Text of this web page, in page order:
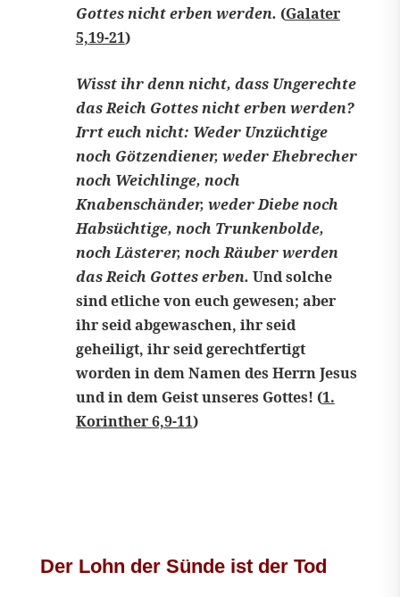
Gottes nicht erben werden. (Galater
5,19-21)
Wisst ihr denn nicht, dass Ungerechte
das Reich Gottes nicht erben werden?
Irrt euch nicht: Weder Unzüchtige
noch Götzendiener, weder Ehebrecher
noch Weichlinge, noch
Knabenschänder, weder Diebe noch
Habsüchtige, noch Trunkenbolde,
noch Lästerer, noch Räuber werden
das Reich Gottes erben. Und solche
sind etliche von euch gewesen; aber
ihr seid abgewaschen, ihr seid
geheiligt, ihr seid gerechtfertigt
worden in dem Namen des Herrn Jesus
und in dem Geist unseres Gottes! (1.
Korinther 6,9-11)
Der Lohn der Sünde ist der Tod